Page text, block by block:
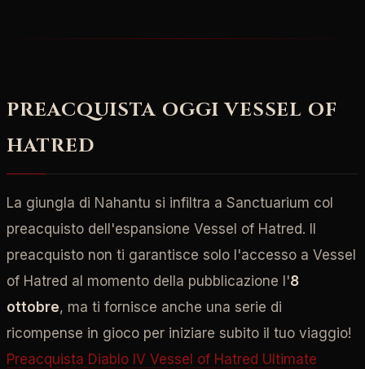
PREACQUISTA OGGI VESSEL OF
HATRED
La giungla di Nahantu si infiltra a Sanctuarium col
preacquisto dell'espansione Vessel of Hatred. Il
preacquisto non ti garantisce solo l'accesso a Vessel
of Hatred al momento della pubblicazione l'8
ottobre, ma ti fornisce anche una serie di
ricompense in gioco per iniziare subito il tuo viaggio!
Preacquista Diablo IV Vessel of Hatred Ultimate